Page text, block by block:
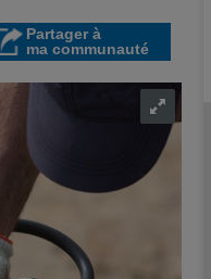
Partager à
ma communauté